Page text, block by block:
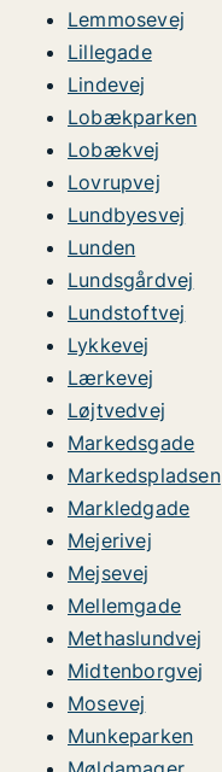
Lemmosevej
Lillegade
Lindevej
Lobækparken
Lobækvej
Lovrupvej
Lundbyesvej
Lunden
Lundsgårdvej
Lundstoftvej
Lykkevej
Lærkevej
Løjtvedvej
Markedsgade
Markedspladsen
Markledgade
Mejerivej
Mejsevej
Mellemgade
Methaslundvej
Midtenborgvej
Mosevej
Munkeparken